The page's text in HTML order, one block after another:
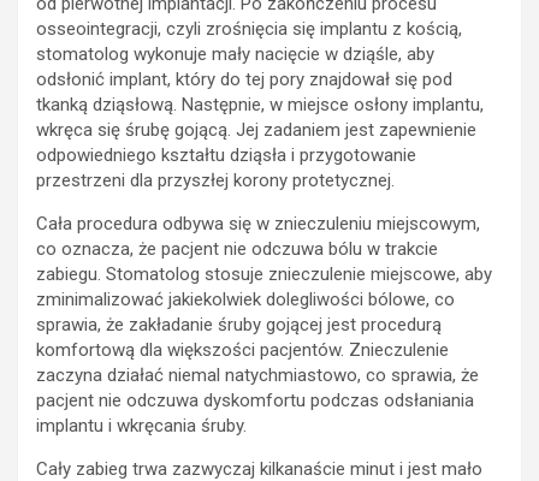
osseointegracji, czyli zrośnięcia się implantu z kością,
stomatolog wykonuje mały nacięcie w dziąśle, aby
odsłonić implant, który do tej pory znajdował się pod
tkanką dziąsłową. Następnie, w miejsce osłony implantu,
wkręca się śrubę gojącą. Jej zadaniem jest zapewnienie
odpowiedniego kształtu dziąsła i przygotowanie
przestrzeni dla przyszłej korony protetycznej.
Cała procedura odbywa się w znieczuleniu miejscowym,
co oznacza, że pacjent nie odczuwa bólu w trakcie
zabiegu. Stomatolog stosuje znieczulenie miejscowe, aby
zminimalizować jakiekolwiek dolegliwości bólowe, co
sprawia, że zakładanie śruby gojącej jest procedurą
komfortową dla większości pacjentów. Znieczulenie
zaczyna działać niemal natychmiastowo, co sprawia, że
pacjent nie odczuwa dyskomfortu podczas odsłaniania
implantu i wkręcania śruby.
Cały zabieg trwa zazwyczaj kilkanaście minut i jest mało